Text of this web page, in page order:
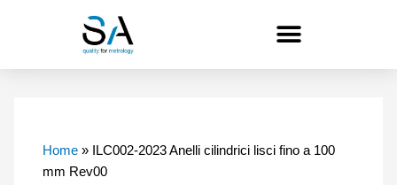
Home»
ILC002-2023 Anelli cilindrici lisci fino a 100
mm Rev00